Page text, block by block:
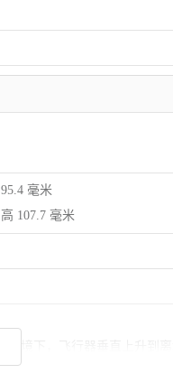
毫米
107.7 毫米
境下，飞行器垂直上升到离